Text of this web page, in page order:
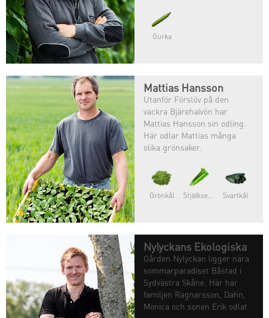
miljö.
Gurka
Mattias Hansson
Utanför Förslöv på den
vackra Bjärehalvön har
Mattias Hansson sin odling.
Här odlar Mattias många
olika grönsaker.
Grönkål Stjälkselleri Svartkål
Nylyckans Ekologiska
Gården Nylyckan ligger nära
sommarparadiset Båstad i
Sydvästra Skåne. Här har
familjen Ragnarsson, Dahn,
Monica och sonen Erik odlat